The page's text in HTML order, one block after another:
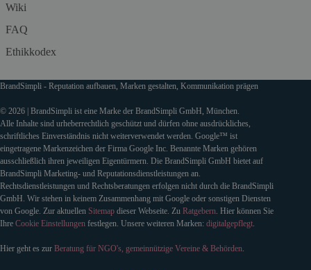
Wiki
FAQ
Ethikkodex
BrandSimpli - Reputation aufbauen, Marken gestalten, Kommunikation prägen
© 2026 | BrandSimpli ist eine Marke der BrandSimpli GmbH, München.
Alle Inhalte sind urheberrechtlich geschützt und dürfen ohne ausdrückliches,
schriftliches Einverständnis nicht weiterverwendet werden. Google™ ist
eingetragene Markenzeichen der Firma Google Inc. Benannte Marken gehören
ausschließlich ihren jeweiligen Eigentürmern. Die BrandSimpli GmbH bietet auf
BrandSimpli Marketing- und Reputationsdienstleistungen an.
Rechtsdienstleistungen und Rechtsberatungen erfolgen nicht durch die BrandSimpli
GmbH. Wir stehen in keinem Zusammenhang mit Google oder sonstigen Diensten
von Google. Zur aktuellen Sitemap dieser Webseite. Zu Ratgebern. Hier können Sie
Ihre Cookie Einstellungen festlegen. Unsere weiteren Marken: digitalgepflegt.
Hier geht es zur Beratung für NGO's, gemeinnützige Vereine & Behörden.